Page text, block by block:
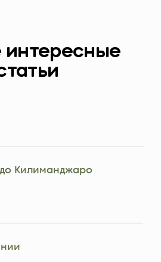
интересные
до Килиманджаро